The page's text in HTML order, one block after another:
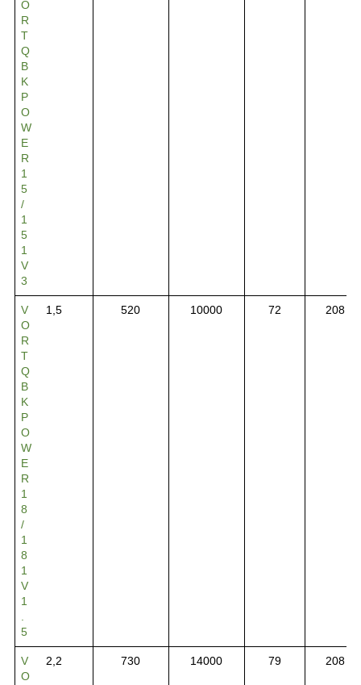
O
R
T
Q
B
K
P
O
W
E
R
1
5
/
1
5
1
V
3
V
O
R
T
Q
B
K
P
O
W
E
R
1
8
/
1
8
1
V
1
5
1,5 520 10000 72 208
V
O
2,2 730 14000 79 208